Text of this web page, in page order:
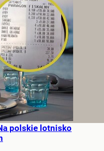
polskie lotnisko